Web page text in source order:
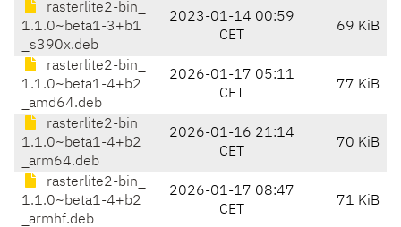
rasterlite2-bin_
1.1.0~beta1-3+b1
_s390x.deb
2023-01-14 00:59
CET
69 KiB
rasterlite2-bin_
1.1.0~beta1-4+b2
_amd64.deb
2026-01-17 05:11
CET
77 KiB
rasterlite2-bin_
1.1.0~beta1-4+b2
_arm64.deb
2026-01-16 21:14
CET
70 KiB
rasterlite2-bin_
1.1.0~beta1-4+b2
_armhf.deb
2026-01-17 08:47
CET
71 KiB